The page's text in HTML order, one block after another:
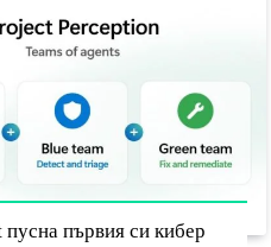
първия си кибер